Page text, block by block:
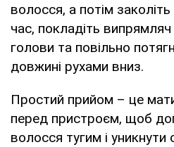
волосся, а потім
час, покладіть
голови та повільно
довжині рухами вниз.
Простий прийом – це
перед пристроєм, щоб
волосся тугим і